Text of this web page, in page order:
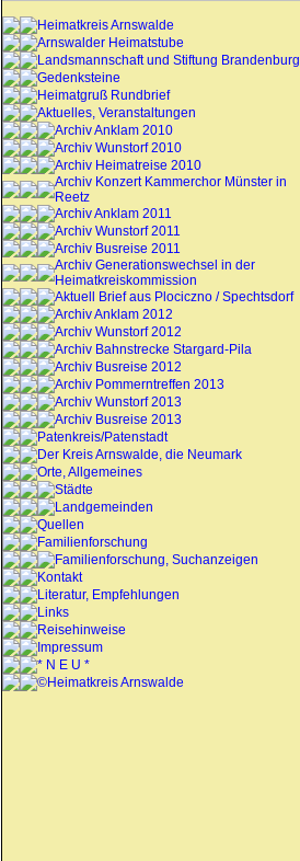
Heimatkreis Arnswalde
Arnswalder Heimatstube
Landsmannschaft und Stiftung Brandenburg
Gedenksteine
Heimatgruß Rundbrief
Aktuelles, Veranstaltungen
Archiv Anklam 2010
Archiv Wunstorf 2010
Archiv Heimatreise 2010
Archiv Konzert Kammerchor Münster in
Reetz
Archiv Anklam 2011
Archiv Wunstorf 2011
Archiv Busreise 2011
Archiv Generationswechsel in der
Heimatkreiskommission
Aktuell Brief aus Plociczno / Spechtsdorf
Archiv Anklam 2012
Archiv Wunstorf 2012
Archiv Bahnstrecke Stargard-Pila
Archiv Busreise 2012
Archiv Pommerntreffen 2013
Archiv Wunstorf 2013
Archiv Busreise 2013
Patenkreis/Patenstadt
Der Kreis Arnswalde, die Neumark
Orte, Allgemeines
Städte
Landgemeinden
Quellen
Familienforschung
Familienforschung, Suchanzeigen
Kontakt
Literatur, Empfehlungen
Links
Reisehinweise
Impressum
* N E U *
©Heimatkreis Arnswalde